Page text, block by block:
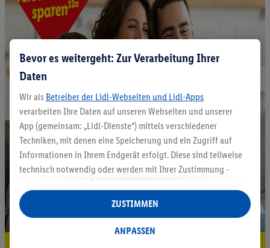
Bevor es weitergeht: Zur Verarbeitung Ihrer
Daten
Wir als Betreiber der Lidl-Webseiten und Lidl-Apps
verarbeiten Ihre Daten auf unseren Webseiten und unserer
App (gemeinsam: „Lidl-Dienste“) mittels verschiedener
Techniken, mit denen eine Speicherung und ein Zugriff auf
Informationen in Ihrem Endgerät erfolgt. Diese sind teilweise
technisch notwendig oder werden mit Ihrer Zustimmung -
auch durch Partner (u.a.
Verantwortliche; im Zusammenhang mit dem IAB TCF
insgesamt
Statistik-Erstellung oder für personalisierte Werbung
ANPASSEN
ZUSTIMMEN